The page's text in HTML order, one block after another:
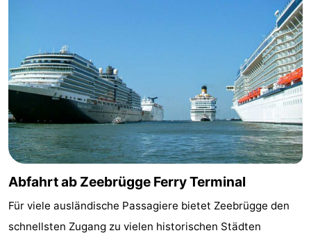
Mühlen
Attraktionen
-
Rundfahrten
-
Bauernhöfe
-
Spielplätze
-
Indoor-
-
Abfahrt ab Zeebrügge Ferry Terminal
Für viele ausländische Passagiere bietet Zeebrügge den
schnellsten Zugang zu vielen historischen Städten